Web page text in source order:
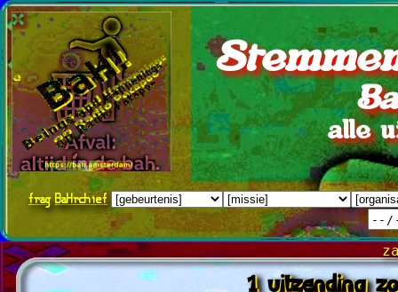
alle
fragBaHrchief
1 uitzending